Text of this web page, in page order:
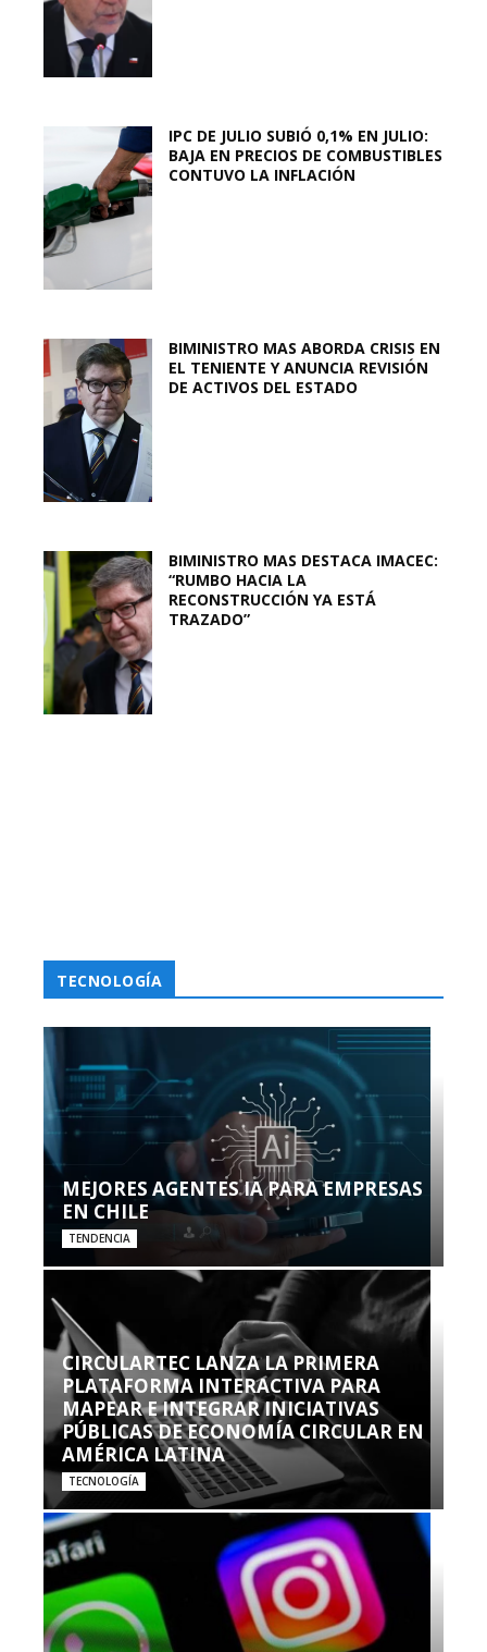
IPC DE JULIO SUBIÓ 0,1% EN JULIO:
BAJA EN PRECIOS DE COMBUSTIBLES
CONTUVO LA INFLACIÓN
BIMINISTRO MAS ABORDA CRISIS EN
EL TENIENTE Y ANUNCIA REVISIÓN
DE ACTIVOS DEL ESTADO
BIMINISTRO MAS DESTACA IMACEC:
“RUMBO HACIA LA
RECONSTRUCCIÓN YA ESTÁ
TRAZADO”
TECNOLOGÍA
MEJORES AGENTES IA PARA EMPRESAS
EN CHILE
TENDENCIA
CIRCULARTEC LANZA LA PRIMERA
PLATAFORMA INTERACTIVA PARA
MAPEAR E INTEGRAR INICIATIVAS
PÚBLICAS DE ECONOMÍA CIRCULAR EN
AMÉRICA LATINA
TECNOLOGÍA